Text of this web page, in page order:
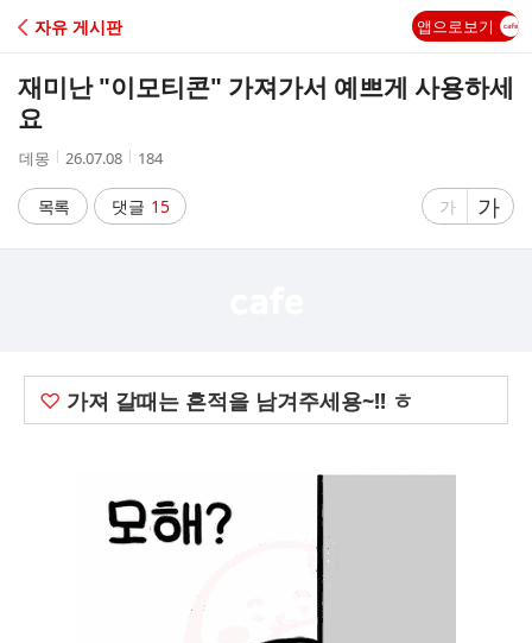
C
A
자유 게시판 앱으로보기
재미난 "이모티콘" 가져가서 예쁘게 사용하세
요
작
자
데몽
작
시
간
26.07.08
조
수
184
목록 댓글 15
글
게
가
글
자
게
가
♡ 가져 갈때는 흔적을 남겨주세용~!! ㅎ